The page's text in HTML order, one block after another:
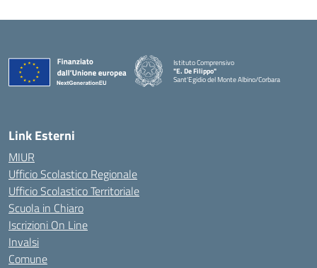
Istituto Comprensivo
"E. De Filippo"
Sant'Egidio del Monte Albino/Corbara
Link Esterni
MIUR
Ufficio Scolastico Regionale
Ufficio Scolastico Territoriale
Scuola in Chiaro
Iscrizioni On Line
Invalsi
Comune